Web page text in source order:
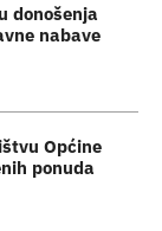
donošenja
nabave
Općine
ponuda